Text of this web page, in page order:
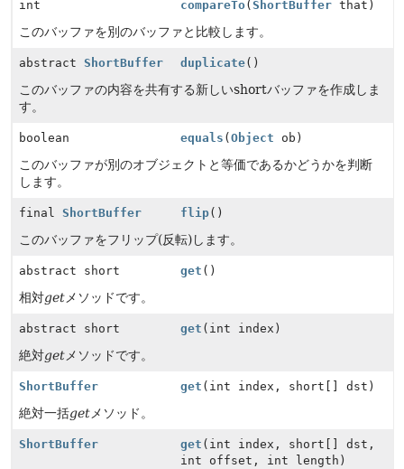
int compareTo(ShortBuffer that)
このバッファを別のバッファと比較します。
abstract ShortBuffer duplicate()
このバッファの内容を共有する新しいshortバッファを作成しま
す。
boolean equals (Object ob)
このバッファが別のオブジェクトと等価であるかどうかを判断
します。
final ShortBuffer flip()
このバッファをフリップ(反転)します。
abstract short get ()
相対get メソッドです。
abstract short get (int index)
絶対get メソッドです。
ShortBuffer get (int index, short[] dst)
絶対一括get メソッド。
ShortBuffer get (int index, short[] dst,
int offset, int length)